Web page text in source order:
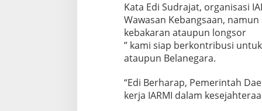
a
r
a
Kata Edi Sudrajat, organisasi
Wawasan Kebangsaan,
kebakaran ataupun longsor
” kami siap berkontribusi
ataupun Belanegara.
“Edi Berharap, Pemerintah
kerja IARMI dalam